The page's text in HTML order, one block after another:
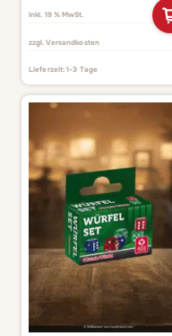
inkl. 19 % MwSt.
zzgl. Versandkosten
Lieferzeit:1-3 Tage